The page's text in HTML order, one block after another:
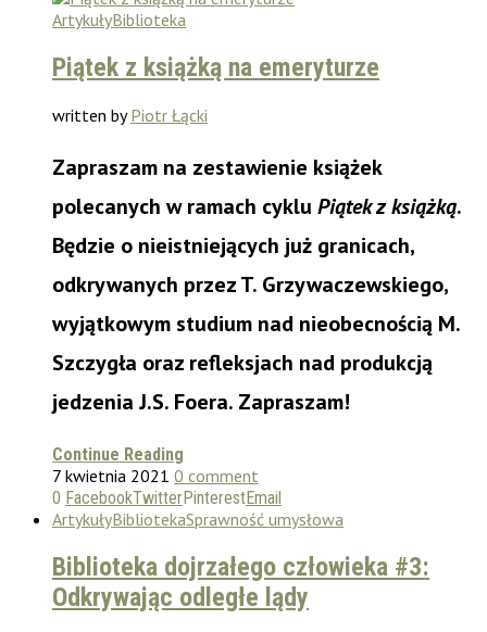
ArtykułyBiblioteka
Piątek z książką na emeryturze
written byPiotr Łącki
Zapraszam na zestawienie książek
polecanych w ramach cyklu Piątek z książką.
Będzie o nieistniejących już granicach,
odkrywanych przez T. Grzywaczewskiego,
wyjątkowym studium nad nieobecnością M.
Szczygła oraz refleksjach nad produkcją
jedzenia J.S. Foera. Zapraszam!
Continue Reading
7 kwietnia 2021 0 comment
0 FacebookTwitterPinterestEmail
ArtykułyBibliotekaSprawność umysłowa
Biblioteka dojrzałego człowieka #3:
Odkrywając odległe lądy